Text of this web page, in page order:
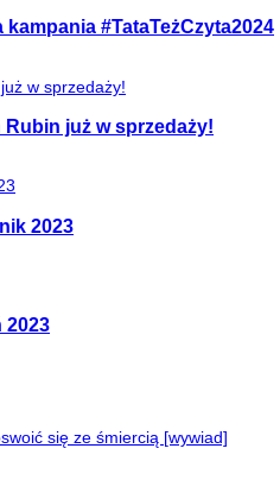
#TataTeżCzyta2024
Rubin już w sprzedaży!
2023
2023
się ze śmiercią [wywiad]